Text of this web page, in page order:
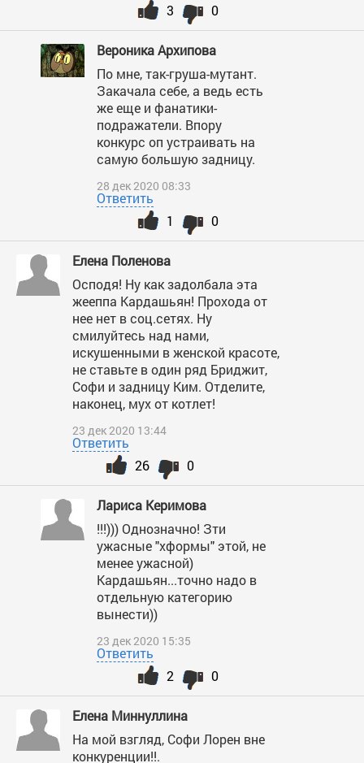
0
3
Вероника Архипова
По мне, так-груша-мутант.
Закачала себе, а ведь есть
же еще и фанатики-
подражатели. Впору
конкурс оп устраивать на
самую большую задницу.
28 дек 2020 08:33
Ответить
0
1
Елена Поленова
Осподя! Ну как задолбала эта
жееппа Кардашьян! Прохода от
нее нет в соц.сетях. Ну
смилуйтесь над нами,
искушенными в женской красоте,
не ставьте в один ряд Бриджит,
Софи и задницу Ким. Отделите,
наконец, мух от котлет!
23 дек 2020 13:44
Ответить
0
26
Лариса Керимова
!!!))) Однозначно! Зти
ужасные "хформы" этой, не
менее ужасной)
Кардашьян...точно надо в
отдельную категорию
вынести))
23 дек 2020 15:35
Ответить
0
2
Елена Миннуллина
На мой взгляд, Софи Лорен вне
конкуренции!!.